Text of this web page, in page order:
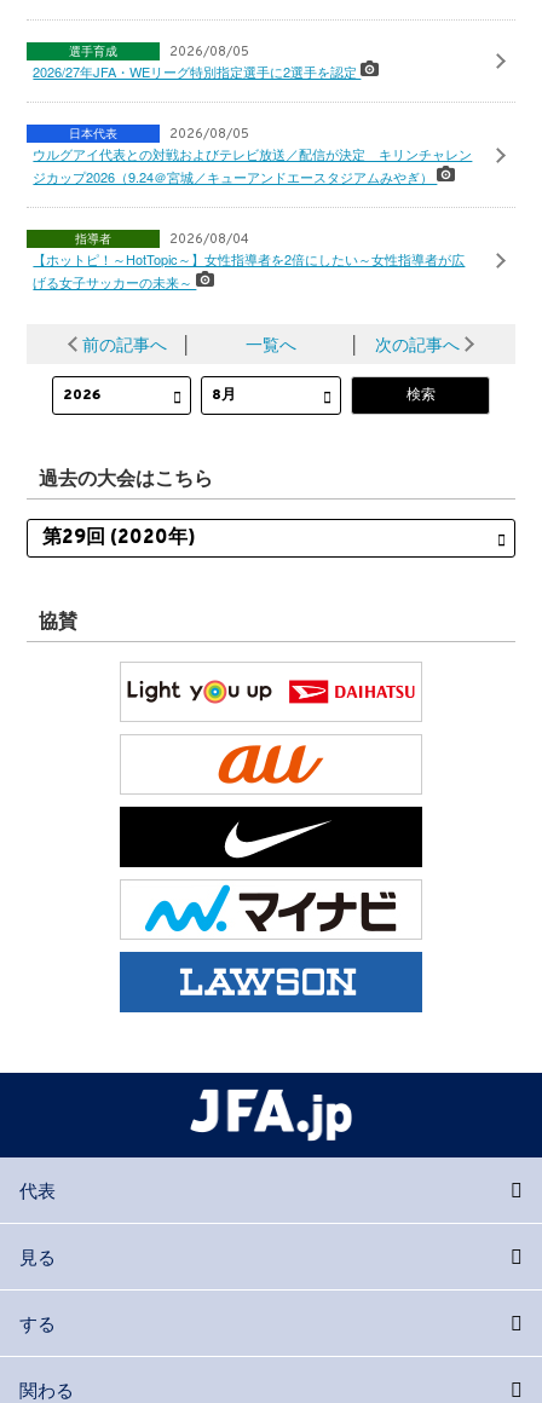
選手育成 2026/08/05
2026/27年JFA・WEリーグ特別指定選手に2選手を認定
日本代表 2026/08/05
ウルグアイ代表との対戦およびテレビ放送／配信が決定 キリンチャレン
ジカップ2026（9.24＠宮城／キューアンドエースタジアムみやぎ）
指導者 2026/08/04
【ホットピ！～HotTopic～】女性指導者を2倍にしたい～女性指導者が広
げる女子サッカーの未来～
前の記事へ │ 一覧へ │ 次の記事へ
過去の大会はこちら
協賛
代表
見る
する
関わる